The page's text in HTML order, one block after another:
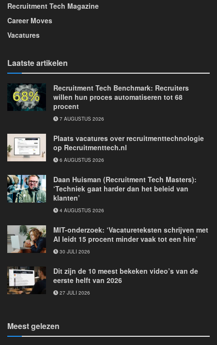
Recruitment Tech Magazine
Career Moves
Vacatures
Laatste artikelen
Recruitment Tech Benchmark: Recruiters
willen hun proces automatiseren tot 68
procent
7 AUGUSTUS 2026
Plaats vacatures over recruitmenttechnologie
op Recruitmenttech.nl
6 AUGUSTUS 2026
Daan Huisman (Recruitment Tech Masters):
‘Techniek gaat harder dan het beleid van
klanten’
4 AUGUSTUS 2026
MIT-onderzoek: ‘Vacatureteksten schrijven met
AI leidt 15 procent minder vaak tot een hire’
30 JULI 2026
Dit zijn de 10 meest bekeken video’s van de
eerste helft van 2026
27 JULI 2026
Meest gelezen